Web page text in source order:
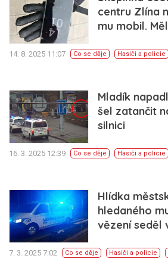
centru Zlína
mu mobil.
14. 8. 2025 11:07 Co se děje Hasiči a policie
Mladík
šel zatančit
silnici
16. 3. 2025 12:39 Co se děje Hasiči a policie
Hlídka
hledaného
vězení seděl
7. 3. 2025 7:02 Co se děje Hasiči a policie